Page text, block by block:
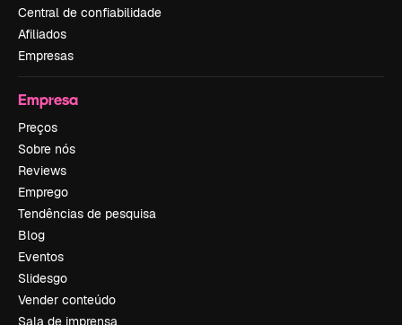
Central de confiabilidade
Afiliados
Empresas
Empresa
Preços
Sobre nós
Reviews
Emprego
Tendências de pesquisa
Blog
Eventos
Slidesgo
Vender conteúdo
Sala de imprensa